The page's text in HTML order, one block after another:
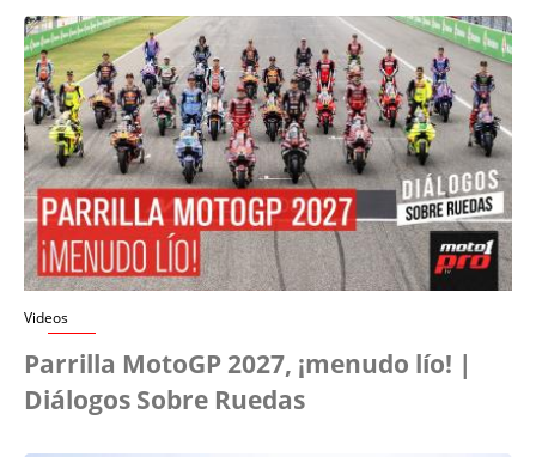
Videos
Parrilla MotoGP 2027, ¡menudo lío! |
Diálogos Sobre Ruedas